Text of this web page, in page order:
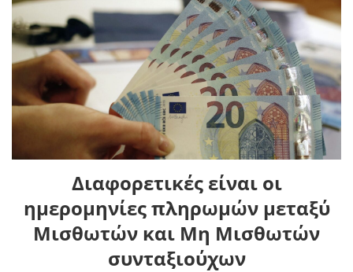
Διαφορετικές είναι οι
ημερομηνίες πληρωμών μεταξύ
Μισθωτών και Μη Μισθωτών
συνταξιούχων